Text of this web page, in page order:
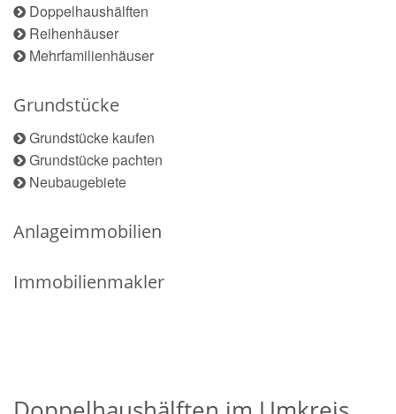
Doppelhaushälften
Reihenhäuser
Mehrfamilienhäuser
Grundstücke
Grundstücke kaufen
Grundstücke pachten
Neubaugebiete
Anlageimmobilien
Immobilienmakler